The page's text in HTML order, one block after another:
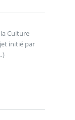
Culture
initié par